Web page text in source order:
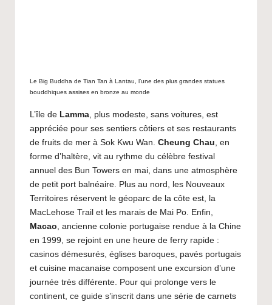
Le Big Buddha de Tian Tan à Lantau, l’une des plus grandes statues
bouddhiques assises en bronze au monde
L’île de Lamma, plus modeste, sans voitures, est
appréciée pour ses sentiers côtiers et ses restaurants
de fruits de mer à Sok Kwu Wan. Cheung Chau, en
forme d’haltère, vit au rythme du célèbre festival
annuel des Bun Towers en mai, dans une atmosphère
de petit port balnéaire. Plus au nord, les Nouveaux
Territoires réservent le géoparc de la côte est, la
MacLehose Trail et les marais de Mai Po. Enfin,
Macao, ancienne colonie portugaise rendue à la Chine
en 1999, se rejoint en une heure de ferry rapide :
casinos démesurés, églises baroques, pavés portugais
et cuisine macanaise composent une excursion d’une
journée très différente. Pour qui prolonge vers le
continent, ce guide s’inscrit dans une série de carnets